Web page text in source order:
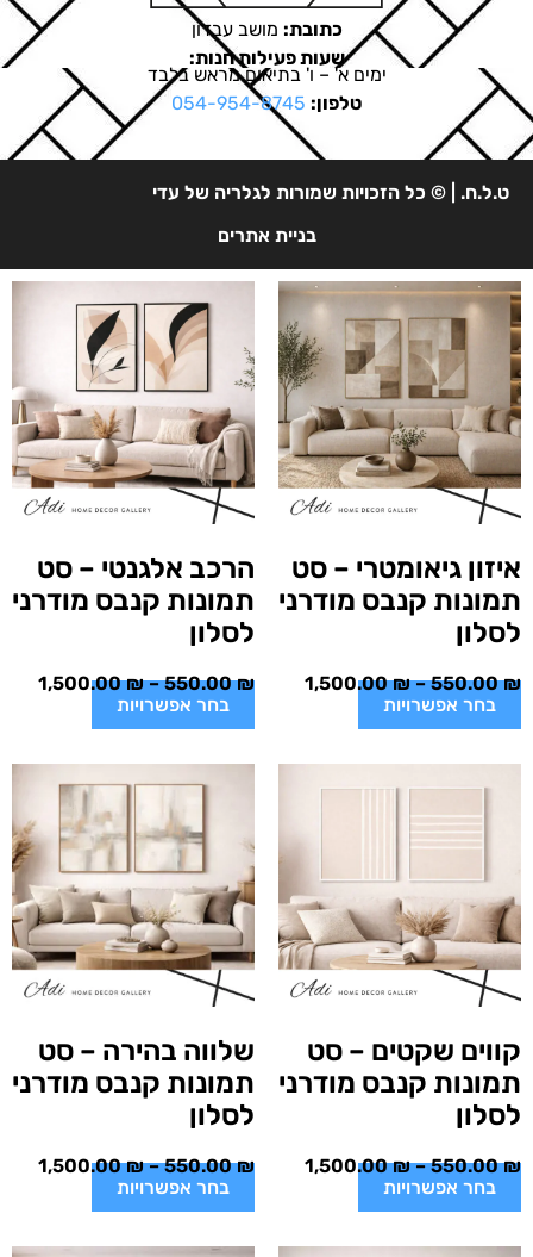
כתובת: מושב עבדון
שעות פעילות חנות:
ימים א' – ו' בתיאום מראש בלבד
טלפון: 054-954-8745
ט.ל.ח. | © כל הזכויות שמורות לגלריה של עדי
בניית אתרים
איזון גיאומטרי – סט
תמונות קנבס מודרני
לסלון
550.00₪
–
1,500.00₪
בחר אפשרויות
הרכב אלגנטי – סט
תמונות קנבס מודרני
לסלון
550.00₪
–
1,500.00₪
בחר אפשרויות
קווים שקטים – סט
תמונות קנבס מודרני
לסלון
550.00₪
–
1,500.00₪
בחר אפשרויות
שלווה בהירה – סט
תמונות קנבס מודרני
לסלון
550.00₪
–
1,500.00₪
בחר אפשרויות